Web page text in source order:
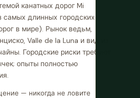
канатных дорог Mi
самых длинных городских
в мире). Рынок ведьм,
Valle de la Luna и вид из
Городские риски требуют
опыты полностью
— никогда не ловите